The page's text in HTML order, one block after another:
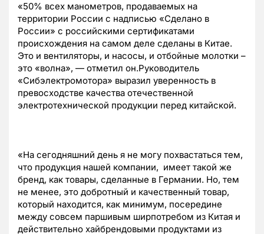
«50% всех манометров, продаваемых на
территории России с надписью «Сделано в
России» с российскими сертификатами
происхождения на самом деле сделаны в Китае.
Это и вентиляторы, и насосы, и отбойные молотки –
это «волна», — отметил он.Руководитель
«Сибэлектромотора» выразил уверенность в
превосходстве качества отечественной
электротехнической продукции перед китайской.
«На сегодняшний день я не могу похвастаться тем,
что продукция нашей компании, имеет такой же
бренд, как товары, сделанные в Германии. Но, тем
не менее, это добротный и качественный товар,
который находится, как минимум, посередине
между совсем паршивым ширпотребом из Китая и
действительно хайбрендовыми продуктами из